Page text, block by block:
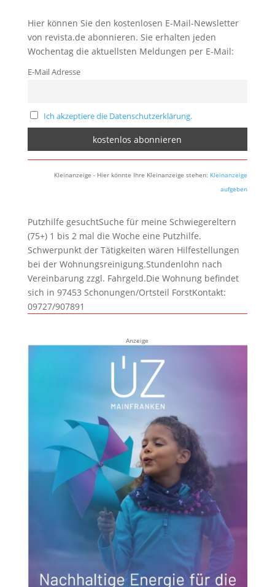
Hier können Sie den kostenlosen E-Mail-Newsletter
von revista.de abonnieren. Sie erhalten jeden
Wochentag die aktuellsten Meldungen per E-Mail:
E-Mail Adresse
Ich akzeptiere die Datenschutzerklärung.
Kleinanzeige - Hier könnte Ihre Kleinanzeige stehen: Kleinanzeige
aufgeben
Putzhilfe gesuchtSuche für meine Schwiegereltern
(75+) 1 bis 2 mal die Woche eine Putzhilfe.
Schwerpunkt der Tätigkeiten wären Hilfestellungen
bei der Wohnungsreinigung.Stundenlohn nach
Vereinbarung zzgl. Fahrgeld.Die Wohnung befindet
sich in 97453 Schonungen/Ortsteil ForstKontakt:
09727/907891
Anzeige